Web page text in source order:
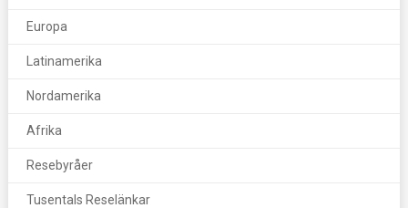
Europa
Latinamerika
Nordamerika
Afrika
Resebyråer
Tusentals Reselänkar